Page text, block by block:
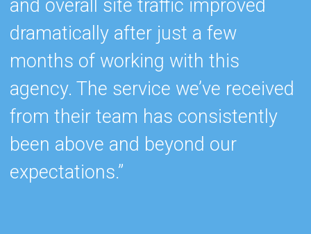
and overall site traffic improved
dramatically after just a few
months of working with this
agency. The service we’ve received
from their team has consistently
been above and beyond our
expectations.”